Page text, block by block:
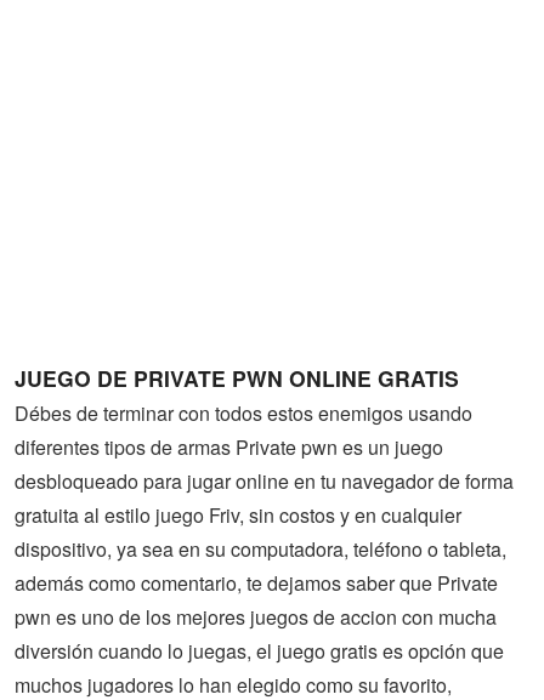
Animaciones
JUEGO DE PRIVATE PWN ONLINE GRATIS
Débes de terminar con todos estos enemigos usando
diferentes tipos de armas Private pwn es un juego
desbloqueado para jugar online en tu navegador de forma
gratuita al estilo juego Friv, sin costos y en cualquier
dispositivo, ya sea en su computadora, teléfono o tableta,
además como comentario, te dejamos saber que Private
pwn es uno de los mejores juegos de accion con mucha
diversión cuando lo juegas, el juego gratis es opción que
muchos jugadores lo han elegido como su favorito,